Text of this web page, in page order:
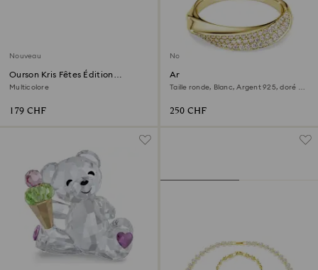
Nouveau
Ourson Kris Fêtes Édition
Annuelle 2026
Multicolore
179 CHF
Nouveau
Anneau Swarovski Classica
Taille ronde, Blanc, Argent 925, doré à
250 CHF